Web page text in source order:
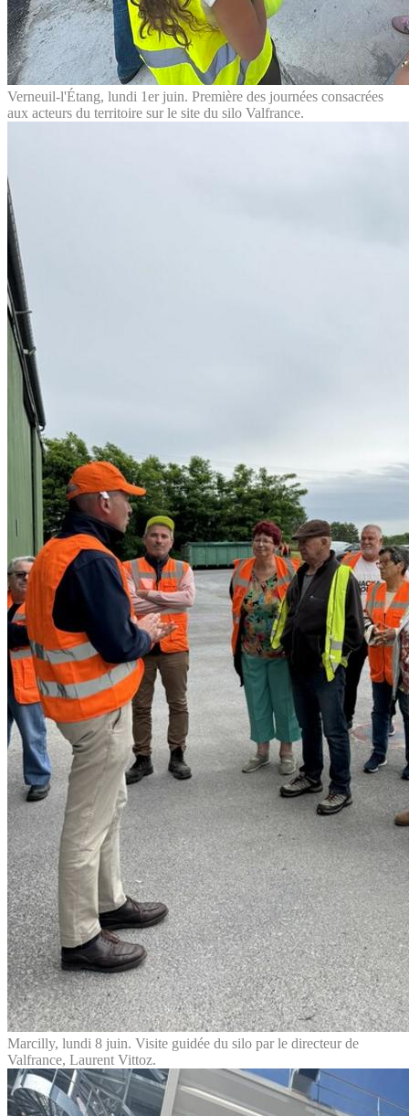
Verneuil-l'Étang, lundi 1er juin. Première des journées consacrées
aux acteurs du territoire sur le site du silo Valfrance.
Marcilly, lundi 8 juin. Visite guidée du silo par le directeur de
Valfrance, Laurent Vittoz.